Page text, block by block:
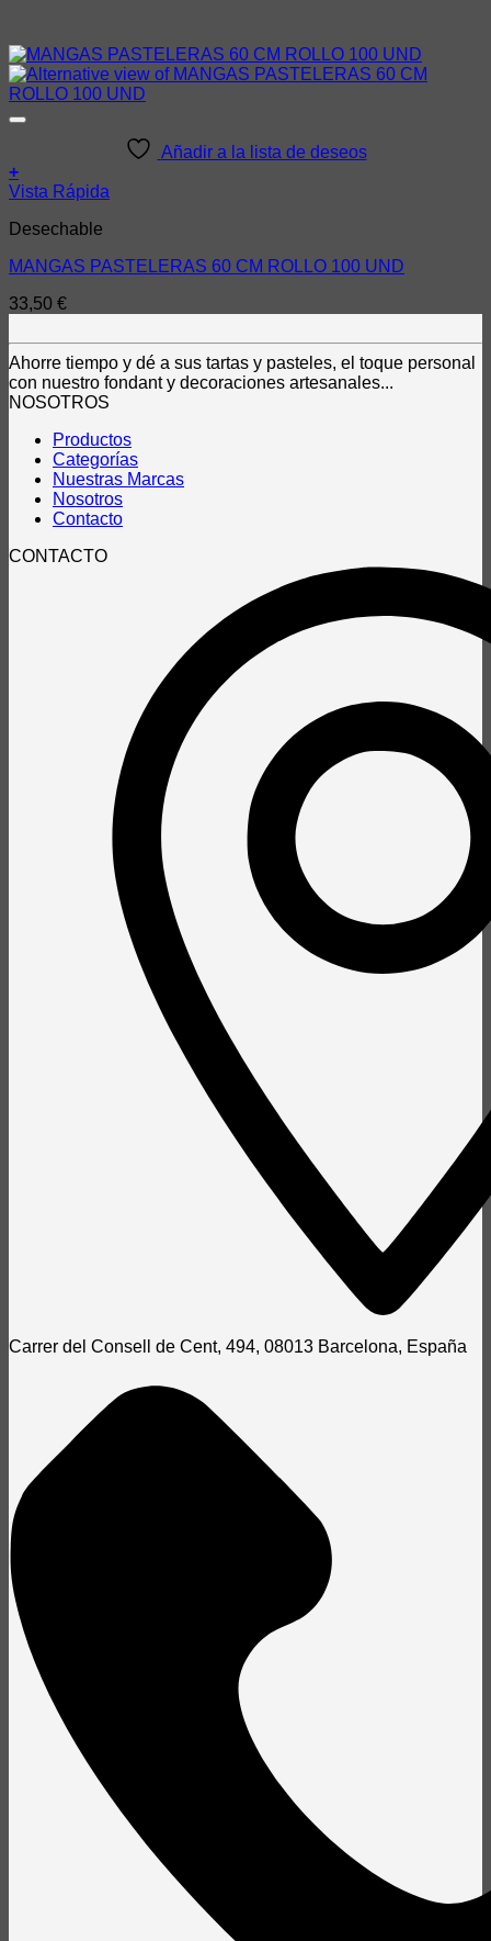
Añadir a la lista de deseos
+
Vista Rápida
Desechable
MANGAS PASTELERAS 60 CM ROLLO 100 UND
33,50 €
Ahorre tiempo y dé a sus tartas y pasteles, el toque personal
con nuestro fondant y decoraciones artesanales...
NOSOTROS
Productos
Categorías
Nuestras Marcas
Nosotros
Contacto
CONTACTO
Carrer del Consell de Cent, 494, 08013 Barcelona, España